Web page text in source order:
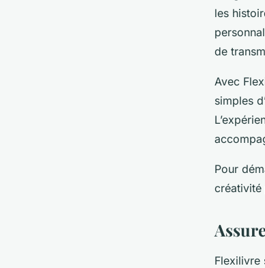
les
de
Avec
simples
Pour
créativité
Flexilivre